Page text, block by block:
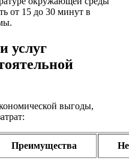
от 15 до 30 минут в
услуг
выгоды,
Преимущества